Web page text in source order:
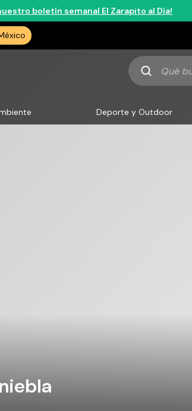
boletín semanal El Zarapito al Día!
Qué
buscas
Deporte y Outdoor